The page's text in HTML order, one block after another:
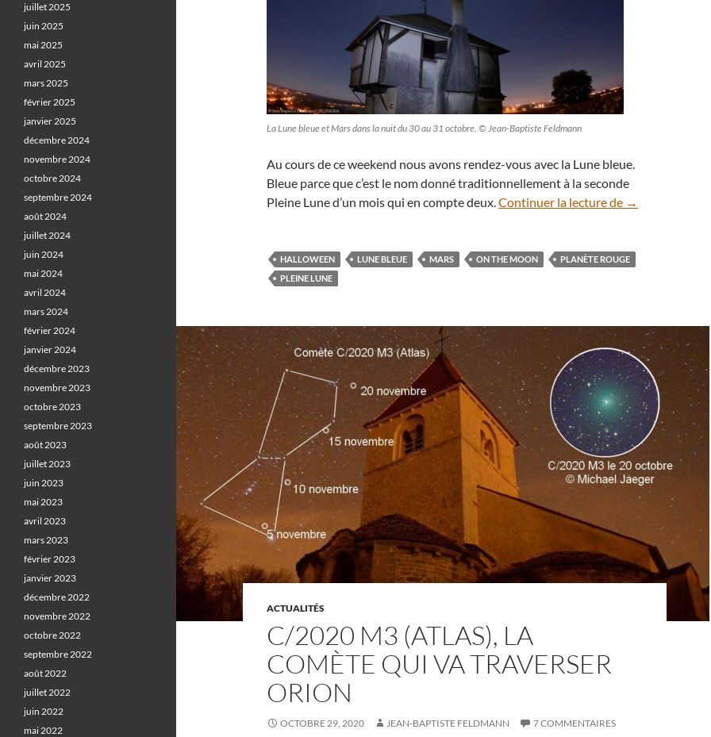
La Lune bleue et Mars dans la nuit du 30 au 31 octobre. © Jean-Baptiste Feldmann
Au cours de ce weekend nous avons rendez-vous avec la Lune bleue.
Bleue parce que c’est le nom donné traditionnellement à la seconde
Pleine Lune d’un mois qui en compte deux.Continuer la lecture de Rendez-vous
→
HALLOWEEN LUNE BLEUE MARS ON THE MOON
PLANÈTE ROUGE
PLEINE LUNE
ACTUALITÉS
C/2020 M3 (ATLAS), LA
COMÈTE QUI VA TRAVERSER
ORION
OCTOBRE 29, 2020 JEAN-BAPTISTE FELDMANN 7 COMMENTAIRES
juillet 2025
juin 2025
mai 2025
avril 2025
mars 2025
février 2025
janvier 2025
décembre 2024
novembre 2024
octobre 2024
septembre 2024
août 2024
juillet 2024
juin 2024
mai 2024
avril 2024
mars 2024
février 2024
janvier 2024
décembre 2023
novembre 2023
octobre 2023
septembre 2023
août 2023
juillet 2023
juin 2023
mai 2023
avril 2023
mars 2023
février 2023
janvier 2023
décembre 2022
novembre 2022
octobre 2022
septembre 2022
août 2022
juillet 2022
juin 2022
mai 2022